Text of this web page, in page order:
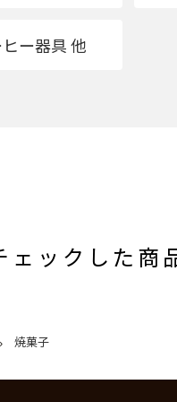
ー器具 他
ェックした商
焼菓子